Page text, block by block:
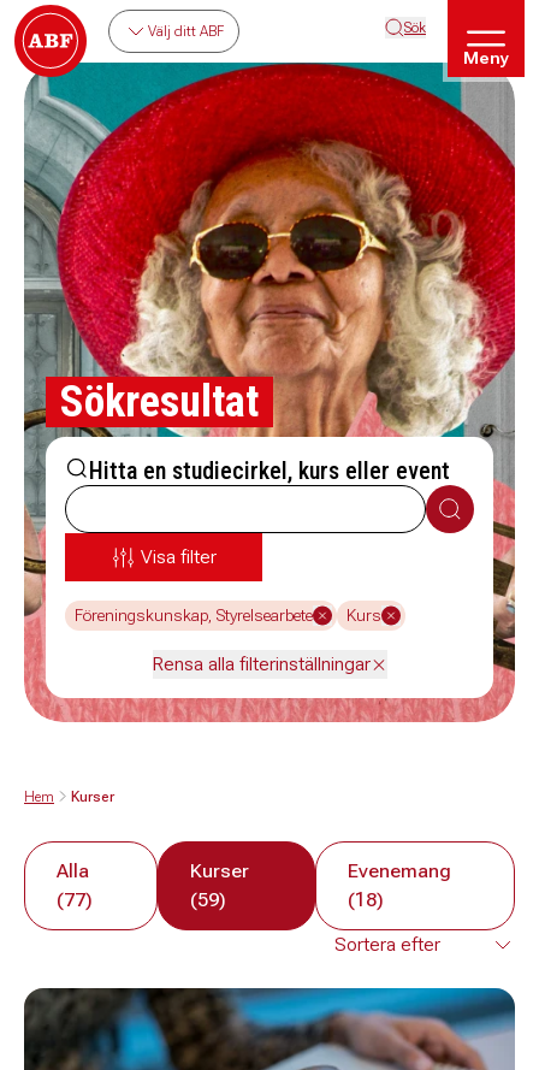
Välj ditt ABF Sök
Meny
Sökresultat
Hitta en studiecirkel, kurs eller event
Sök
Visa filter
Föreningskunskap, Styrelsearbete Kurs
Rensa alla filterinställningar
Hem Kurser
Alla
(77)
Kurser
(59)
Evenemang
(18)